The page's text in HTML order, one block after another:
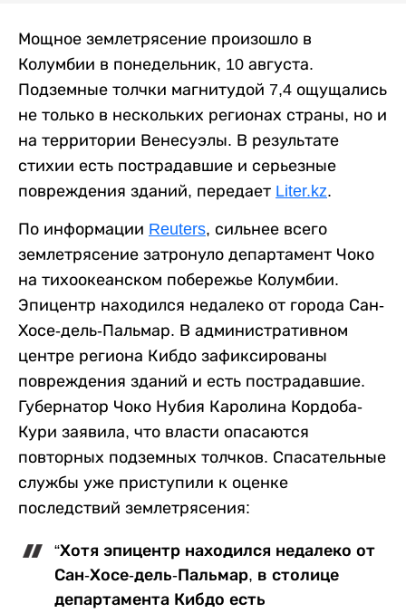
Мощное землетрясение произошло в
Колумбии в понедельник, 10 августа.
Подземные толчки магнитудой 7,4 ощущались
не только в нескольких регионах страны, но и
на территории Венесуэлы. В результате
стихии есть пострадавшие и серьезные
повреждения зданий, передает Liter.kz.
По информации Reuters, сильнее всего
землетрясение затронуло департамент Чоко
на тихоокеанском побережье Колумбии.
Эпицентр находился недалеко от города Сан-
Хосе-дель-Пальмар. В административном
центре региона Кибдо зафиксированы
повреждения зданий и есть пострадавшие.
Губернатор Чоко Нубия Каролина Кордоба-
Кури заявила, что власти опасаются
повторных подземных толчков. Спасательные
службы уже приступили к оценке
последствий землетрясения:
“Хотя эпицентр находился недалеко от
Сан-Хосе-дель-Пальмар, в столице
департамента Кибдо есть